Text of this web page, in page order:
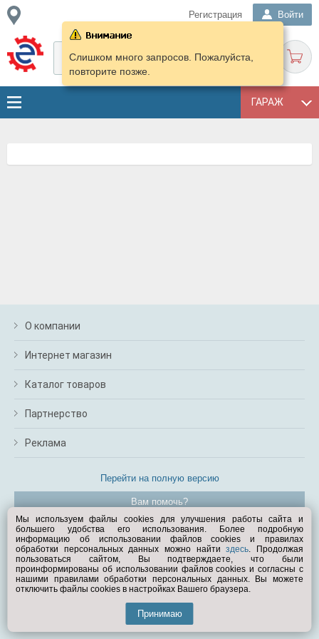
Регистрация Войти
ГАРАЖ
Слишком много запросов. Пожалуйста,
повторите позже.
О компании
Интернет магазин
Каталог товаров
Партнерство
Реклама
Перейти на полную версию
Вам помочь?
© Exist.ru 1998—2026
Мы используем файлы cookies для улучшения работы сайта и
большего удобства его использования. Более подробную
информацию об использовании файлов cookies и правилах
обработки персональных данных можно найтиздесь. Продолжая
пользоваться сайтом, Вы подтверждаете, что были
проинформированы об использовании файлов cookies и согласны с
нашими правилами обработки персональных данных. Вы можете
отключить файлы cookies в настройках Вашего браузера.
Принимаю